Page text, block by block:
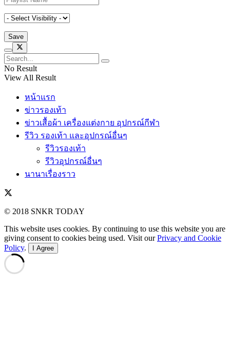
No Result
View All Result
หน้าแรก
ข่าวรองเท้า
ข่าวเสื้อผ้า เครื่องแต่งกาย อุปกรณ์กีฬา
รีวิว รองเท้า และอุปกรณ์อื่นๆ
รีวิวรองเท้า
รีวิวอุปกรณ์อื่นๆ
นานาเรื่องราว
© 2018 SNKR TODAY
This website uses cookies. By continuing to use this website you are
giving consent to cookies being used. Visit ourPrivacy and Cookie
Policy. I Agree